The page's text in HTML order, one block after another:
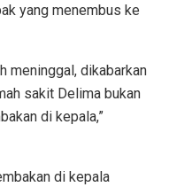
yang menembus ke
meninggal, dikabarkan
sakit Delima bukan
di kepala,”
di kepala